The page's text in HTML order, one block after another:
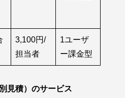
3,100円/
担当者
1ユーザ
ー課金型
見積）のサービス